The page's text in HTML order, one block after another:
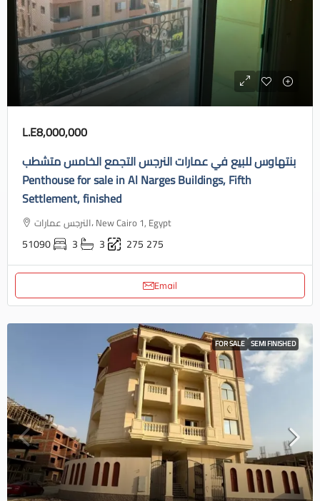
L.E8,000,000
بنتهاوس للبيع في عمارات النرجس التجمع الخامس متشطب
Penthouse for sale in Al Narges Buildings, Fifth
Settlement, finished
النرجس عمارات، New Cairo 1, Egypt
51090 3 3 275 275
Email
FOR SALE SEMI FINISHED